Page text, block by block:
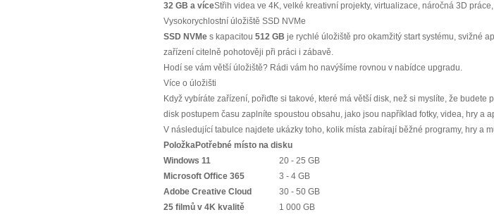
32 GB a víceStřih videa ve 4K, velké kreativní projekty, virtualizace, náročná 3D
Vysokorychlostní úložiště SSD NVMe
SSD NVMe s kapacitou 512 GB je rychlé úložiště pro okamžitý start systému, svižné
zařízení citelně pohotověji při práci i zábavě.
Hodí se vám větší úložiště? Rádi vám ho navýšíme rovnou v nabídce upgradu.
Více o úložišti
Když vybíráte zařízení, pořiďte si takové, které má větší disk, než si myslíte, že
disk postupem času zaplníte spoustou obsahu, jako jsou například fotky, videa, hry a
V následující tabulce najdete ukázky toho, kolik místa zabírají běžné programy, hry a
PoložkaPotřebné místo na disku
Windows 11
20 - 25 GB
Microsoft Office 365
3 - 4 GB
Adobe Creative Cloud
30 - 50 GB
25 filmů v 4K kvalitě
1 000 GB